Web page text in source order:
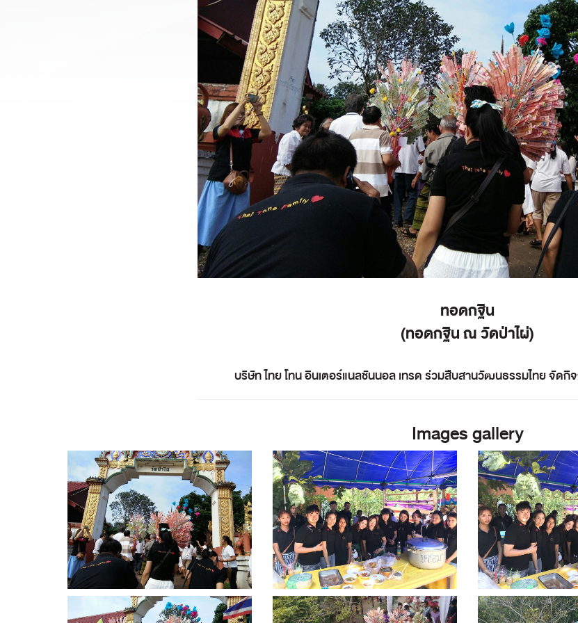
ทอดกฐิน
(ทอดกฐิน ณ วัดป่าไผ่)
บริษัท ไทย โทน อินเตอร์แนลชันนอล เทรด ร่วมสืบสานวัฒนธรรมไทย จัด
Images gallery